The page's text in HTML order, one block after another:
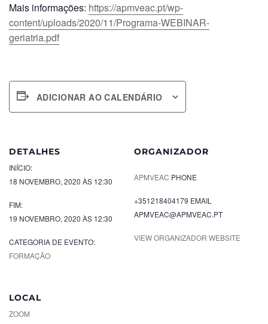
Mais informações: https://apmveac.pt/wp-
content/uploads/2020/11/Programa-WEBINAR-
geriatria.pdf
ADICIONAR AO CALENDÁRIO
DETALHES
INÍCIO:
18 NOVEMBRO, 2020 ÀS 12:30
FIM:
19 NOVEMBRO, 2020 ÀS 12:30
CATEGORIA DE EVENTO:
FORMAÇÃO
ORGANIZADOR
APMVEAC PHONE
+351218404179 EMAIL
APMVEAC@APMVEAC.PT
VIEW ORGANIZADOR WEBSITE
LOCAL
ZOOM